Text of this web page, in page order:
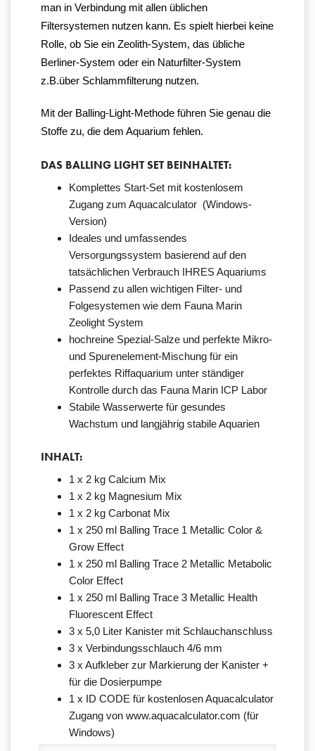
man in Verbindung mit allen üblichen
Filtersystemen nutzen kann. Es spielt hierbei keine
Rolle, ob Sie ein Zeolith-System, das übliche
Berliner-System oder ein Naturfilter-System
z.B.über Schlammfilterung nutzen.
Mit der Balling-Light-Methode führen Sie genau die
Stoffe zu, die dem Aquarium fehlen.
DAS BALLING LIGHT SET BEINHALTET:
Komplettes Start-Set mit kostenlosem
Zugang zum Aquacalculator (Windows-
Version)
Ideales und umfassendes
Versorgungssystem basierend auf den
tatsächlichen Verbrauch IHRES Aquariums
Passend zu allen wichtigen Filter- und
Folgesystemen wie dem Fauna Marin
Zeolight System
hochreine Spezial-Salze und perfekte Mikro-
und Spurenelement-Mischung für ein
perfektes Riffaquarium unter ständiger
Kontrolle durch das Fauna Marin ICP Labor
Stabile Wasserwerte für gesundes
Wachstum und langjährig stabile Aquarien
INHALT:
1 x 2 kg Calcium Mix
1 x 2 kg Magnesium Mix
1 x 2 kg Carbonat Mix
1 x 250 ml Balling Trace 1 Metallic Color &
Grow Effect
1 x 250 ml Balling Trace 2 Metallic Metabolic
Color Effect
1 x 250 ml Balling Trace 3 Metallic Health
Fluorescent Effect
3 x 5,0 Liter Kanister mit Schlauchanschluss
3 x Verbindungsschlauch 4/6 mm
3 x Aufkleber zur Markierung der Kanister +
für die Dosierpumpe
1 x ID CODE für kostenlosen Aquacalculator
Zugang von www.aquacalculator.com (für
Windows)